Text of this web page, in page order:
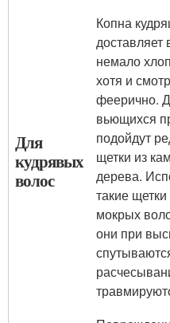
Для
кудрявых
волос
Копна
доставляет
немало
хотя и
феерично.
вьющихся
подойдут
щетки из
дерева.
такие
мокрых
они при